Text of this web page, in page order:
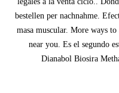
bestellen per nachnahme.
masa muscular. More ways
near you. Es el segundo
Dianabol Biosira